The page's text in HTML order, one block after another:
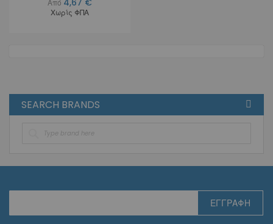
Από 4,67 €
Χωρίς ΦΠΑ
SEARCH BRANDS
Ενημερωτικό
ΕΓΓΡΑΦΉ